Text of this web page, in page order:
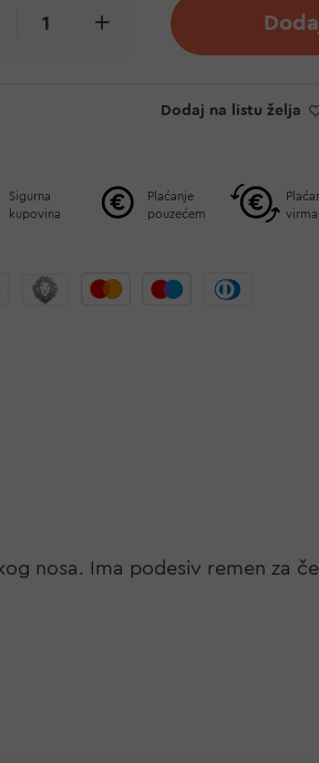
Dodaj na listu želja
Sigurna
kupovina
Plaćanje
pouzećem
nosa. Ima podesiv remen za